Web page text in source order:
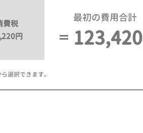
費税
円
最初の費用合計
123,420
選択できます。